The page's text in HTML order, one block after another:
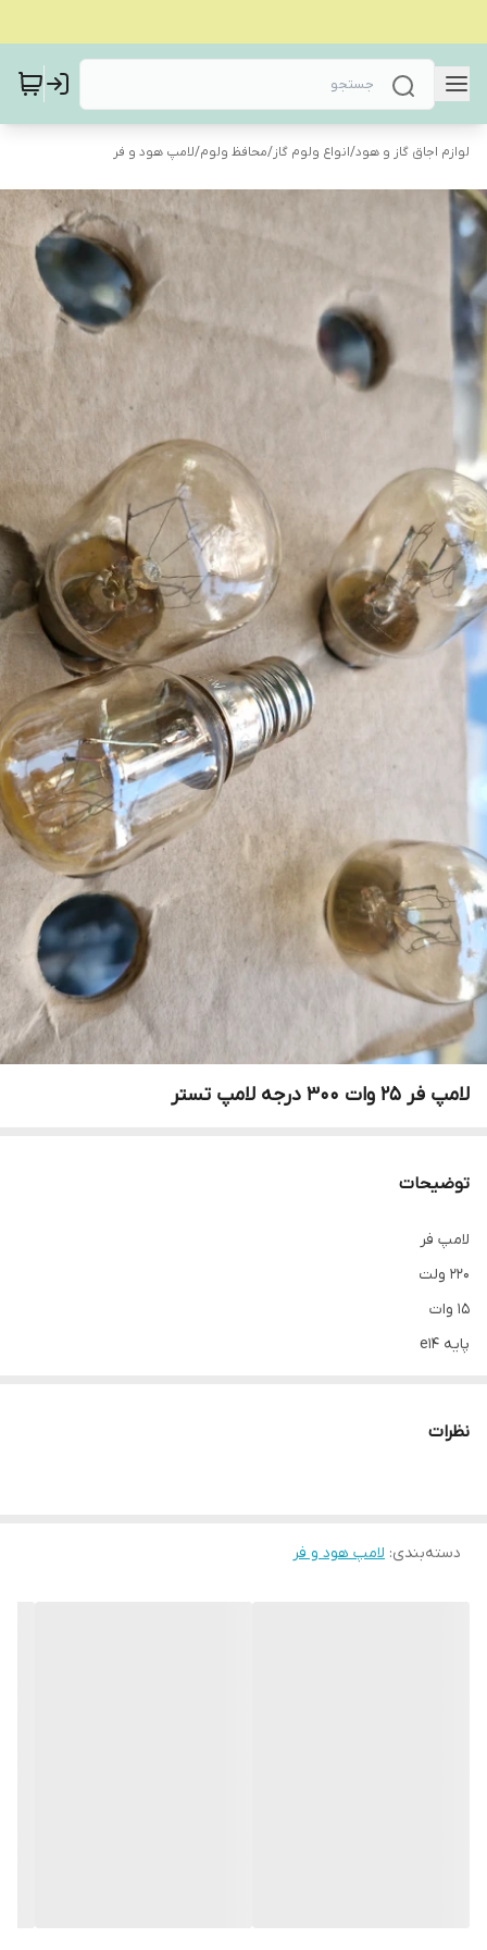
لوازم اجاق گاز و هود/انواع ولوم گاز/محافظ ولوم/لامپ هود و فر
لامپ فر ۲۵ وات ۳۰۰ درجه لامپ تستر
توضیحات
لامپ فر
۲۲۰ ولت
۱۵ وات
پایه e14
نظرات
دسته‌بندی: لامپ هود و فر